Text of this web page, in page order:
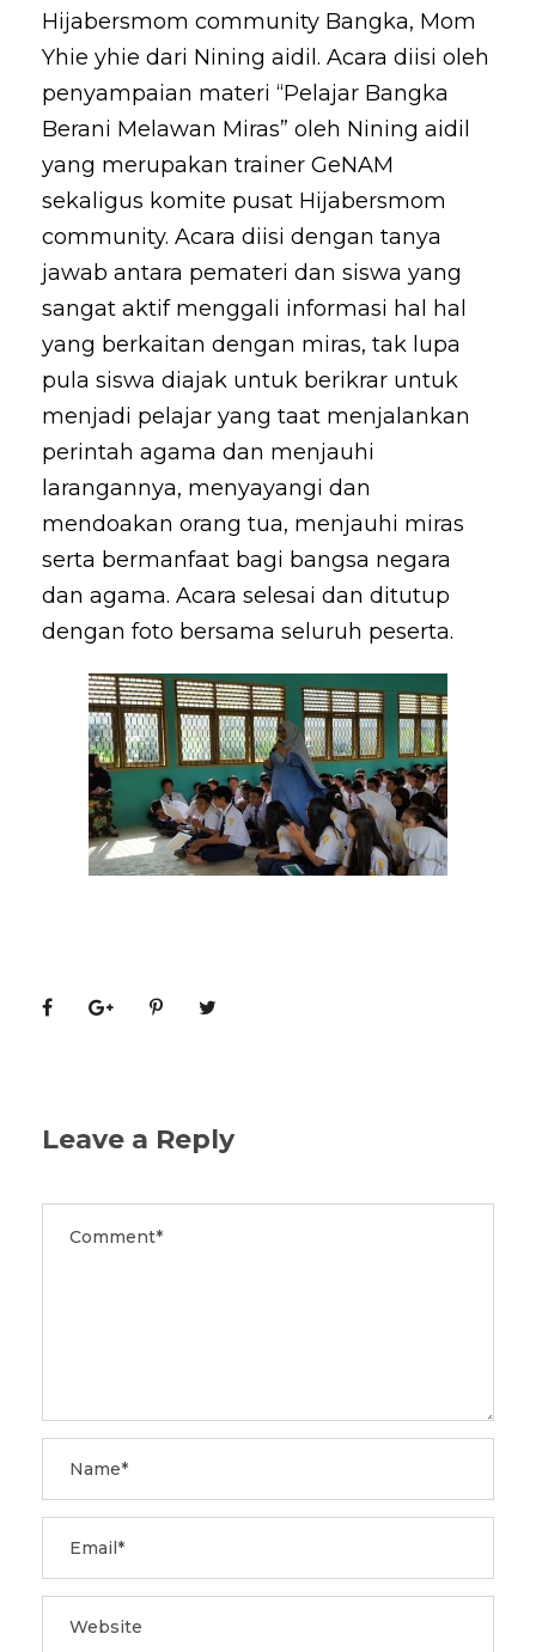
Hijabersmom community Bangka, Mom
Yhie yhie dari Nining aidil. Acara diisi oleh
penyampaian materi “Pelajar Bangka
Berani Melawan Miras” oleh Nining aidil
yang merupakan trainer GeNAM
sekaligus komite pusat Hijabersmom
community. Acara diisi dengan tanya
jawab antara pemateri dan siswa yang
sangat aktif menggali informasi hal hal
yang berkaitan dengan miras, tak lupa
pula siswa diajak untuk berikrar untuk
menjadi pelajar yang taat menjalankan
perintah agama dan menjauhi
larangannya, menyayangi dan
mendoakan orang tua, menjauhi miras
serta bermanfaat bagi bangsa negara
dan agama. Acara selesai dan ditutup
dengan foto bersama seluruh peserta.
Leave a Reply